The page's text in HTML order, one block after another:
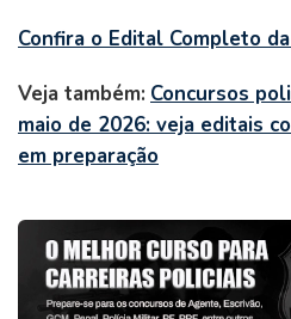
Confira o Edital Completo
Veja também: Concursos
maio de 2026: veja editais
em preparação